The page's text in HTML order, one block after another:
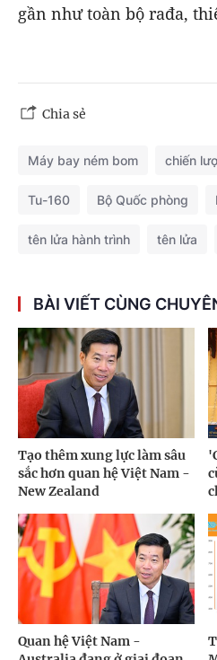
gần như toàn bộ rađa,
Chia sẻ
Máy bay ném bom chiến
Tu-160 Bộ Quốc phòng
tên lửa hành trình tên lửa
BÀI VIẾT CÙNG
Tạo thêm xung lực làm sâu
sắc hơn quan hệ Việt Nam -
New Zealand
Quan hệ Việt Nam -